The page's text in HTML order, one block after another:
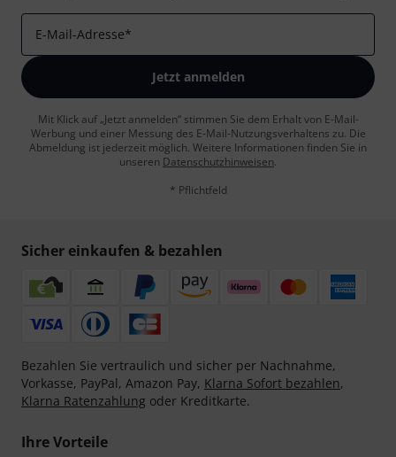
E-Mail-Adresse*
Jetzt anmelden
Mit Klick auf „Jetzt anmelden“ stimmen Sie dem Erhalt von E-Mail-
Werbung und einer Messung des E-Mail-Nutzungsverhaltens zu. Die
Abmeldung ist jederzeit möglich. Weitere Informationen finden Sie in
unseren Datenschutzhinweisen.
* Pflichtfeld
Sicher einkaufen & bezahlen
Bezahlen Sie vertraulich und sicher per Nachnahme,
Vorkasse, PayPal, Amazon Pay, Klarna Sofort bezahlen,
Klarna Ratenzahlung oder Kreditkarte.
Ihre Vorteile